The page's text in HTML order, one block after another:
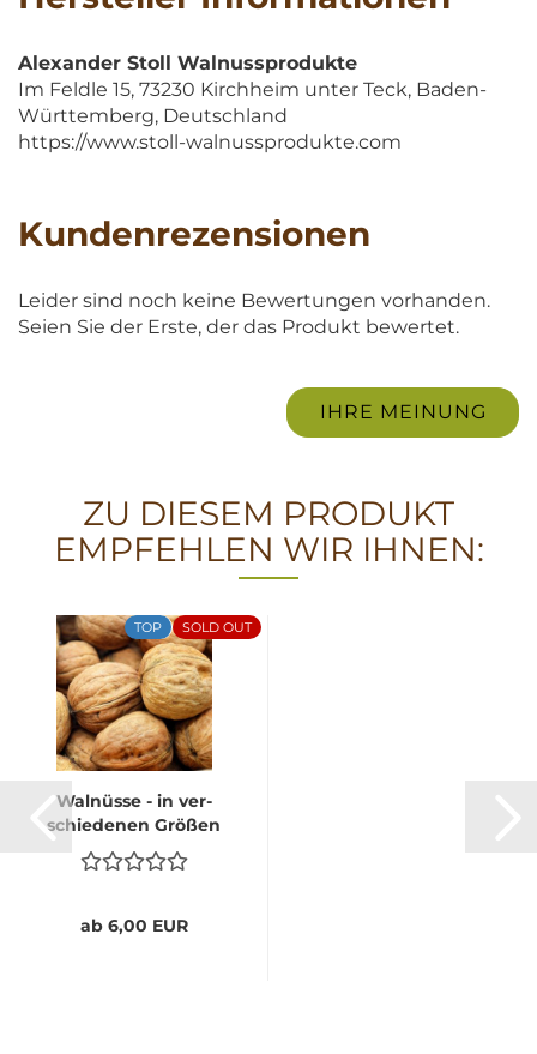
Alexander Stoll Walnussprodukte
Im Feldle 15, 73230 Kirchheim unter Teck, Baden-
Württemberg, Deutschland
https://www.stoll-walnussprodukte.com
Kundenrezensionen
Leider sind noch keine Bewertungen vorhanden.
Seien Sie der Erste, der das Produkt bewertet.
IHRE MEINUNG
ZU DIESEM PRODUKT
EMPFEHLEN WIR IHNEN:
TOP SOLD OUT
Wal­nüs­se - in ver­
schie­de­nen Grö­ßen
ab 6,00 EUR